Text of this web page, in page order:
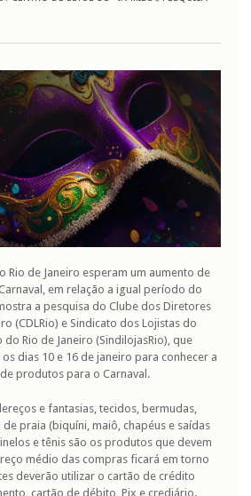
Rio de Janeiro esperam um aumento de
em relação a igual período do
a pesquisa do Clube dos Diretores
(CDLRio) e Sindicato dos Lojistas do
Rio de Janeiro (SindilojasRio), que
dias 10 e 16 de janeiro para conhecer a
produtos para o Carnaval.
e fantasias, tecidos, bermudas,
de praia (biquíni, maiô, chapéus e saídas
e tênis são os produtos que devem
médio das compras ficará em torno
deverão utilizar o cartão de crédito
cartão de débito, Pix e crediário.